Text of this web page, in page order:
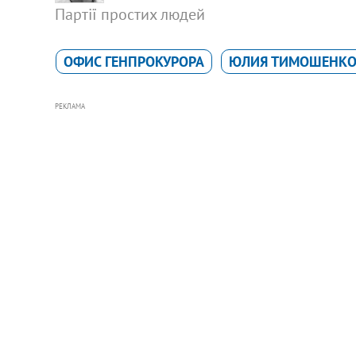
Партії простих людей
ОФИС ГЕНПРОКУРОРА ЮЛИЯ ТИМОШЕНКО
РЕКЛАМА